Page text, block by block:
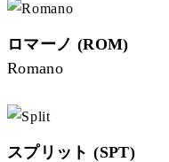
ロマーノ (ROM)
Romano
スプリット (SPT)